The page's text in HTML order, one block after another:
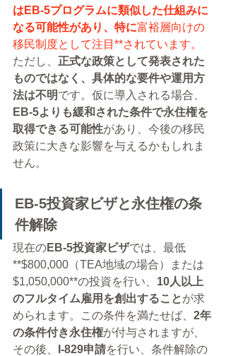
はEB-5プログラムに類似した仕組みに
なる可能性があり、特に富裕層向けの
移民制度として注目**されています。
ただし、 正式な政策として発表された
ものではなく、具体的な要件や運用方
法は不明です。仮に導入される場合、
EB-5よりも緩和された条件で永住権を
取得できる可能性があり、今後の移民
政策に大きな影響を与えるかもしれま
せん。
EB-5投資家ビザと永住権の条
件解除
現在のEB-5投資家ビザでは、最低
**$800,000（TEA地域の場合）または
$1,050,000**の投資を行い、 10人以上
のフルタイム雇用を創出することが求
められます。この条件を満たせば、 2年
の条件付き永住権が付与されますが、
その後、
I-829申請を行い、条件解除の